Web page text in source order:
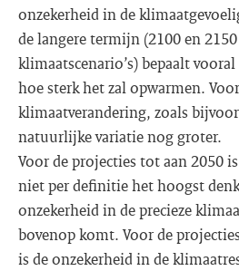
onzekerheid in de
de langere termijn (2100 en
klimaatscenario’s) bepaalt
hoe sterk het zal opwarmen.
klimaatverandering, zoals
natuurlijke variatie nog groter.
Voor de projecties tot aan 2050
niet per definitie het hoogst
onzekerheid in de precieze
bovenop komt. Voor de
is de onzekerheid in de